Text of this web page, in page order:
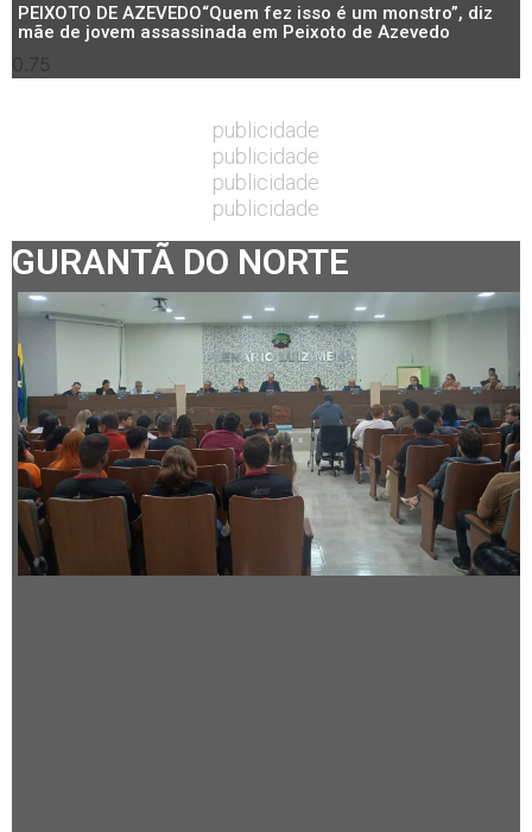
PEIXOTO DE AZEVEDO“Quem fez isso é um monstro”, diz
mãe de jovem assassinada em Peixoto de Azevedo
publicidade
publicidade
publicidade
publicidade
GURANTÃ DO NORTE